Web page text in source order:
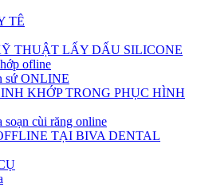
TÊ
THUẬT LẤY DẤU SILICONE
ofline
sứ ONLINE
KHỚP TRONG PHỤC HÌNH
cùi răng online
TẠI BIVA DENTAL